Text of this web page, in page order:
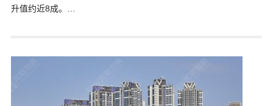
升值约近8成。…